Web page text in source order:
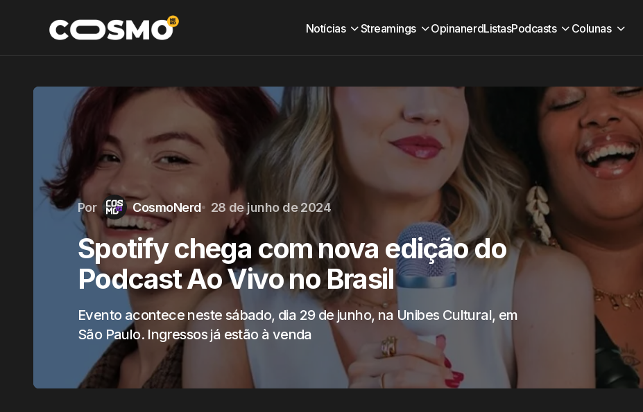
Notícias Streamings OpinanerdListasPodcasts Colunas
Por CosmoNerd 28 de junho de 2024
Spotify chega com nova edição do
Podcast Ao Vivo no Brasil
Evento acontece neste sábado, dia 29 de junho, na Unibes Cultural, em
São Paulo. Ingressos já estão à venda